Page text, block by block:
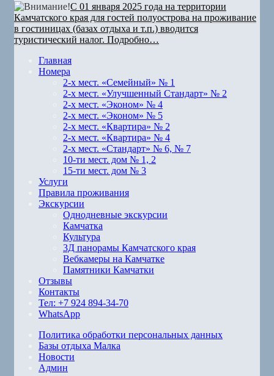
С 01 января 2025 года на территории
Камчатского края для гостей полуострова на проживание
в гостиницах (базах отдыха и т.п.) вводится
туристический налог. Подробно…
Главная
Номера
2-х мест. «Семейный» № 1
2-х мест. «Улучшенный Стандарт» № 2
2-х мест. «Эконом» № 4
2-х мест. «Эконом» № 5
2-х мест. «Квартира» № 2
2-х мест. «Квартира» № 4
2-х мест. «Стандарт» № 6, № 7
10-ти мест. дом № 1, 2
15-ти мест. дом № 3
Услуги
Правила проживания
Экскурсии
Однодневные экскурсии
Камчатка
Культура
3Д панорамы Камчатского края
Вебкамеры на Камчатке
Памятники Камчатки
Отзывы
Контакты
Тел: +7 924 894-34-70
WhatsApp
Политика обработки персональных данных
Базы отдыха Малка
Новости
Админ